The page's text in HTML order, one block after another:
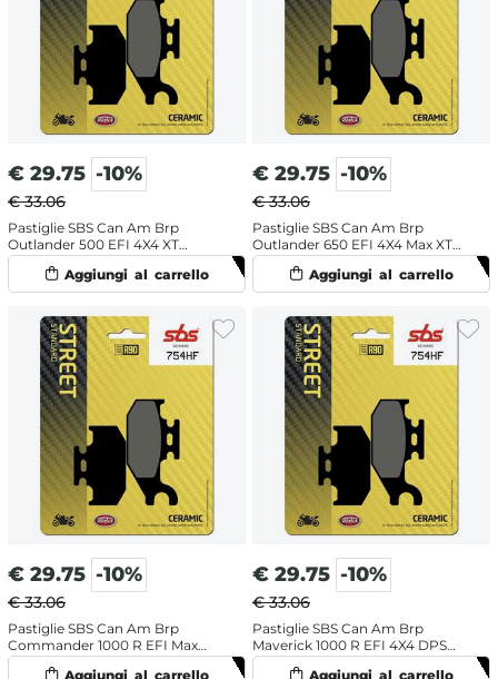
€ 29.75 -10%
€ 33.06
Pastiglie SBS Can Am Brp
Outlander 500 EFI 4X4 XT
(2009-2012) posteriori
ceramiche
€ 29.75 -10%
€ 33.06
Pastiglie SBS Can Am Brp
Outlander 650 EFI 4X4 Max XT
(2011-2012) posteriori ceramiche
€ 29.75 -10%
€ 33.06
Pastiglie SBS Can Am Brp
Commander 1000 R EFI Max
DPS (2018) posteriori ceramiche
€ 29.75 -10%
€ 33.06
Pastiglie SBS Can Am Brp
Maverick 1000 R EFI 4X4 DPS
(2016-2018) posteriori ceramiche